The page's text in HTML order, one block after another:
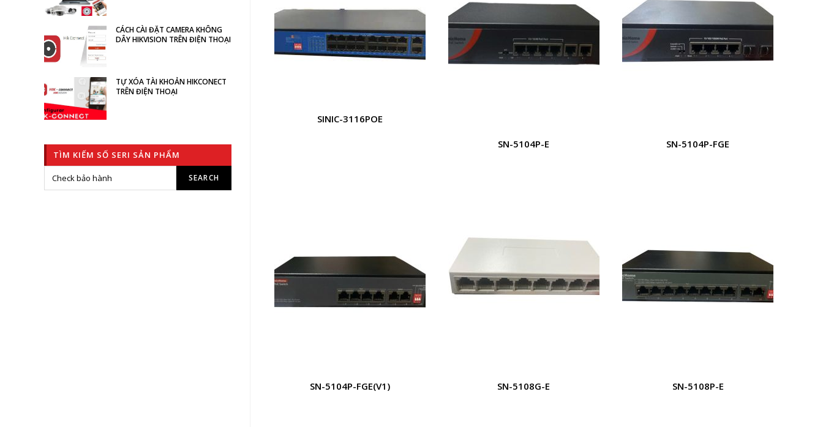
SINIC-3116POE
SN-5104P-E SN-5104P-FGE
SN-5104P-FGE(V1) SN-5108G-E SN-5108P-E
CÁCH CÀI ĐẶT CAMERA KHÔNG
DÂY HIKVISION TRÊN ĐIỆN THOẠI
TỰ XÓA TÀI KHOẢN HIKCONECT
TRÊN ĐIỆN THOẠI
TÌM KIẾM SỐ SERI SẢN PHẨM